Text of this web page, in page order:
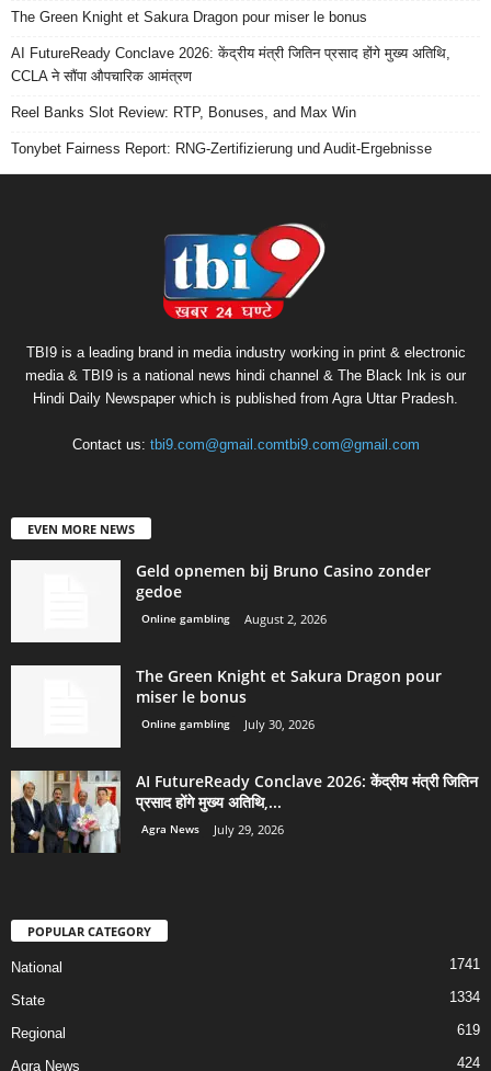
The Green Knight et Sakura Dragon pour miser le bonus
AI FutureReady Conclave 2026: केंद्रीय मंत्री जितिन प्रसाद होंगे मुख्य अतिथि,
CCLA ने सौंपा औपचारिक आमंत्रण
Reel Banks Slot Review: RTP, Bonuses, and Max Win
Tonybet Fairness Report: RNG-Zertifizierung und Audit-Ergebnisse
TBI9 is a leading brand in media industry working in print & electronic
media & TBI9 is a national news hindi channel & The Black Ink is our
Hindi Daily Newspaper which is published from Agra Uttar Pradesh.
Contact us: tbi9.com@gmail.comtbi9.com@gmail.com
EVEN MORE NEWS
Geld opnemen bij Bruno Casino zonder
gedoe
Online gambling August 2, 2026
The Green Knight et Sakura Dragon pour
miser le bonus
Online gambling July 30, 2026
AI FutureReady Conclave 2026: केंद्रीय मंत्री जितिन
प्रसाद होंगे मुख्य अतिथि,...
Agra News July 29, 2026
POPULAR CATEGORY
National 1741
State 1334
Regional 619
Agra News 424